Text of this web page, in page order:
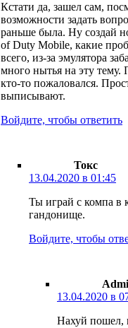
Кстати да, зашел сам,
возможности задать
раньше была. Ну создай
of Duty Mobile, какие
всего, из-за эмулятора
много нытья на эту тему.
кто-то пожаловался.
выписывают.
Войдите, чтобы ответить
Токс
13.04.2020 в 01:45
Ты играй с компа в
гандонище.
Войдите, чтобы
13.04.2020 в
Нахуй пошел,